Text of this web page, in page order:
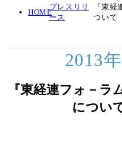
HOME
プレスリリ
ース
『東
ついて
2013
『東経連フォ－ラ
につい